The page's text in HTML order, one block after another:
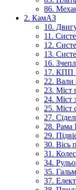
86.
2. КамАЗ
10.
11.
12.
13.
16.
17. КПП
22. Вали
23. Міст
24. Міст
25. Міст
27.
28.
29.
30. Вісь
31.
34.
35.
37.